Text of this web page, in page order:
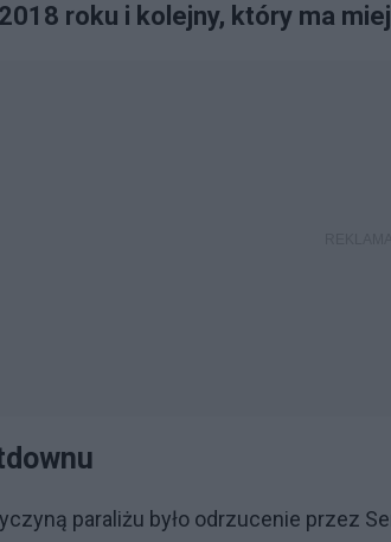
roku i kolejny, który ma
paraliżu było odrzucenie przez